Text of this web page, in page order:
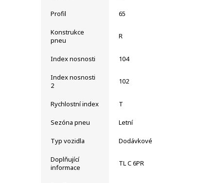
Profil 65
Konstrukce
pneu
R
Index nosnosti 104
Index nosnosti
2
102
Rychlostní index T
Sezóna pneu Letní
Typ vozidla Dodávkové
Doplňující
informace
TL C 6PR